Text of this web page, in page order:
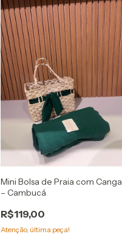
Mini Bolsa de Praia com Canga
– Cambucá
R$119,00
Atenção, última peça!